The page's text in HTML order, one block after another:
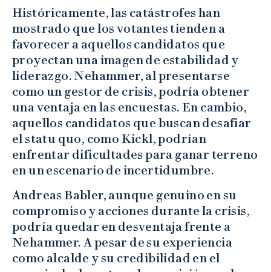
Históricamente, las catástrofes han
mostrado que los votantes tienden a
favorecer a aquellos candidatos que
proyectan una imagen de estabilidad y
liderazgo. Nehammer, al presentarse
como un gestor de crisis, podría obtener
una ventaja en las encuestas. En cambio,
aquellos candidatos que buscan desafiar
el statu quo, como Kickl, podrían
enfrentar dificultades para ganar terreno
en un escenario de incertidumbre.
Andreas Babler, aunque genuino en su
compromiso y acciones durante la crisis,
podría quedar en desventaja frente a
Nehammer. A pesar de su experiencia
como alcalde y su credibilidad en el